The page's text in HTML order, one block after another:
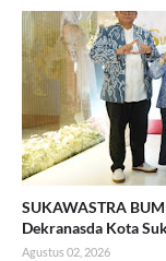
SUKAWASTRA
Dekranasda Kota
Agustus 02, 2026